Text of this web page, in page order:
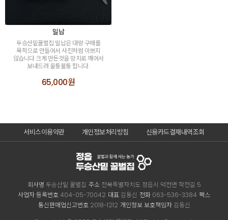
밀납
두승산밑꿀벌집 밀납은 대량 구매를
목적으로 만들어서 사진처럼 이쁘지
않습니다 크게 만든것을 망치로 깨어서
보내드려 울퉁불퉁 합니다.
65,000원
서비스이용약관 개인정보처리방침 신용카드결재내역조회
회사명 두승산밑 꿀벌집 주소전북특별자치도 정읍시 덕천면 학전길 5
사업자 등록번호404-05-70042 대표 김동신 전화 063-536-3384 팩스
통신판매업신고번호2018-1212 개인정보 보호책임자김동신